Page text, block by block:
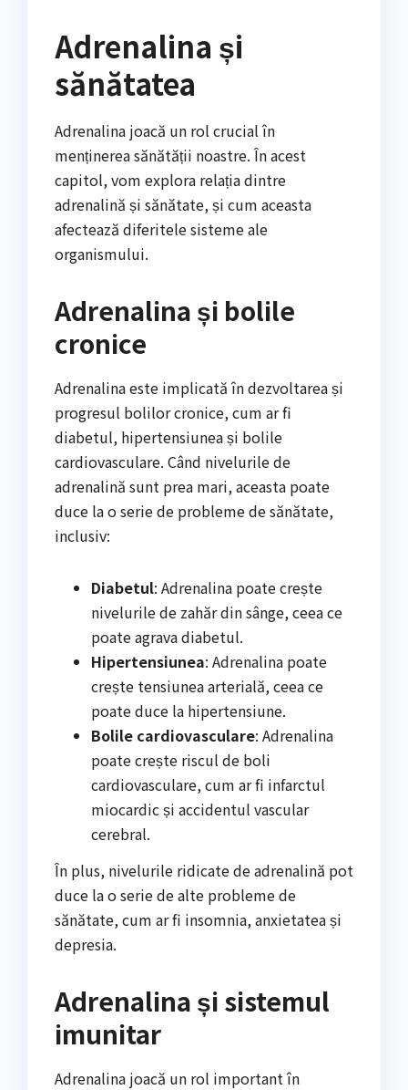
Adrenalina și
sănătatea
Adrenalina joacă un rol crucial în
menținerea sănătății noastre. În acest
capitol, vom explora relația dintre
adrenalină și sănătate, și cum aceasta
afectează diferitele sisteme ale
organismului.
Adrenalina și bolile
cronice
Adrenalina este implicată în dezvoltarea și
progresul bolilor cronice, cum ar fi
diabetul, hipertensiunea și bolile
cardiovasculare. Când nivelurile de
adrenalină sunt prea mari, aceasta poate
duce la o serie de probleme de sănătate,
inclusiv:
Diabetul: Adrenalina poate crește
nivelurile de zahăr din sânge, ceea ce
poate agrava diabetul.
Hipertensiunea: Adrenalina poate
crește tensiunea arterială, ceea ce
poate duce la hipertensiune.
Bolile cardiovasculare: Adrenalina
poate crește riscul de boli
cardiovasculare, cum ar fi infarctul
miocardic și accidentul vascular
cerebral.
În plus, nivelurile ridicate de adrenalină pot
duce la o serie de alte probleme de
sănătate, cum ar fi insomnia, anxietatea și
depresia.
Adrenalina și sistemul
imunitar
Adrenalina joacă un rol important în